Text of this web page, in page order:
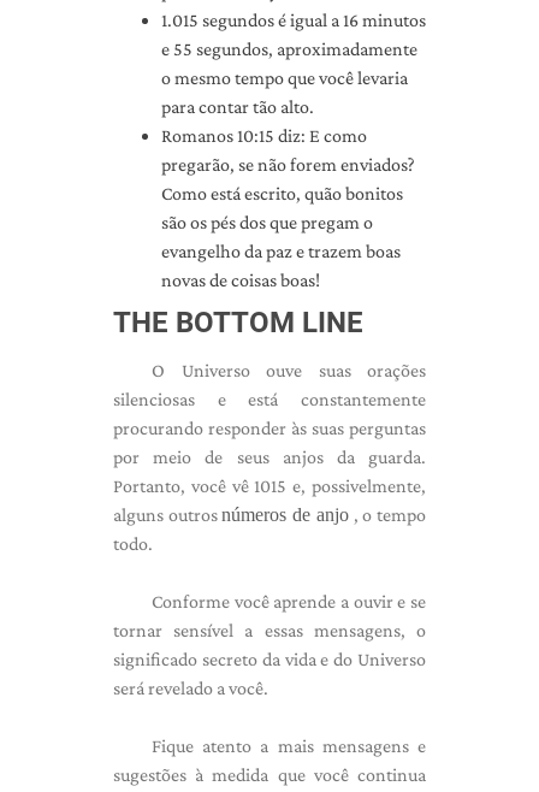
1.015 segundos é igual a 16 minutos
e 55 segundos, aproximadamente
o mesmo tempo que você levaria
para contar tão alto.
Romanos 10:15 diz: E como
pregarão, se não forem enviados?
Como está escrito, quão bonitos
são os pés dos que pregam o
evangelho da paz e trazem boas
novas de coisas boas!
THE BOTTOM LINE
O Universo ouve suas orações
silenciosas e está constantemente
procurando responder às suas perguntas
por meio de seus anjos da guarda.
Portanto, você vê 1015 e, possivelmente,
alguns outrosnúmeros de anjo, o tempo
todo.
Conforme você aprende a ouvir e se
tornar sensível a essas mensagens, o
significado secreto da vida e do Universo
será revelado a você.
Fique atento a mais mensagens e
sugestões à medida que você continua